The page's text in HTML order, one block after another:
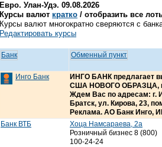
Евро. Улан-Удэ. 09.08.2026
Курсы валют кратко / отобразить все
Курсы валют многократно сверяются с
Редактировать курсы
Банк Обменный пункт
Инго Банк
ИНГО БАНК предлагает
США НОВОГО ОБРАЗЦА,
Ждем Вас по адресам: г.
Братск, ул. Кирова, 23,
Реклама. АО Банк Инго,
Банк ВТБ
Хоца Намсараева, 2а
Розничный бизнес 8 (800)
100-24-24